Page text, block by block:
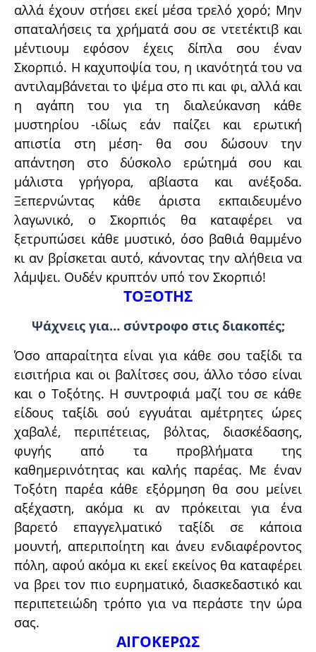
αλλά έχουν στήσει εκεί μέσα τρελό χορό; Μην
σπαταλήσεις τα χρήματά σου σε ντετέκτιβ και
μέντιουμ εφόσον έχεις δίπλα σου έναν
Σκορπιό. Η καχυποψία του, η ικανότητά του να
αντιλαμβάνεται το ψέμα στο πι και φι, αλλά και
η αγάπη του για τη διαλεύκανση κάθε
μυστηρίου -ιδίως εάν παίζει και ερωτική
απιστία στη μέση- θα σου δώσουν την
απάντηση στο δύσκολο ερώτημά σου και
μάλιστα γρήγορα, αβίαστα και ανέξοδα.
Ξεπερνώντας κάθε άριστα εκπαιδευμένο
λαγωνικό, ο Σκορπιός θα καταφέρει να
ξετρυπώσει κάθε μυστικό, όσο βαθιά θαμμένο
κι αν βρίσκεται αυτό, κάνοντας την αλήθεια να
λάμψει. Ουδέν κρυπτόν υπό τον Σκορπιό!
ΤΟΞΟΤΗΣ
Ψάχνεις για… σύντροφο στις διακοπές;
Όσο απαραίτητα είναι για κάθε σου ταξίδι τα
εισιτήρια και οι βαλίτσες σου, άλλο τόσο είναι
και ο Τοξότης. Η συντροφιά μαζί του σε κάθε
είδους ταξίδι σού εγγυάται αμέτρητες ώρες
χαβαλέ, περιπέτειας, βόλτας, διασκέδασης,
φυγής από τα προβλήματα της
καθημερινότητας και καλής παρέας. Με έναν
Τοξότη παρέα κάθε εξόρμηση θα σου μείνει
αξέχαστη, ακόμα κι αν πρόκειται για ένα
βαρετό επαγγελματικό ταξίδι σε κάποια
μουντή, απεριποίητη και άνευ ενδιαφέροντος
πόλη, αφού ακόμα κι εκεί εκείνος θα καταφέρει
να βρει τον πιο ευρηματικό, διασκεδαστικό και
περιπετειώδη τρόπο για να περάστε την ώρα
σας.
ΑΙΓΟΚΕΡΩΣ